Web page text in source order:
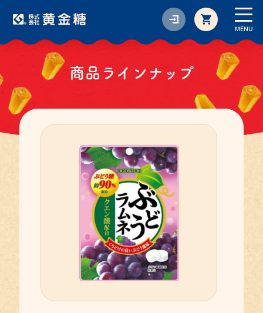
MENU
商品ラインナップ